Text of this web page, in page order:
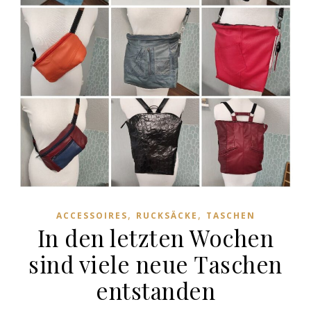
ACCESSOIRES, RUCKSÄCKE , TASCHEN
In den letzten Wochen
sind viele neue Taschen
entstanden